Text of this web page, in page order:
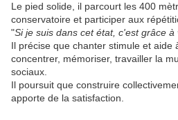
Le pied solide, il parcourt les 400
conservatoire et participer aux
"Si je suis dans cet état, c'est grâce à
Il précise que chanter stimule et aide
concentrer, mémoriser, travailler la
sociaux.
Il poursuit que construire
apporte de la satisfaction.